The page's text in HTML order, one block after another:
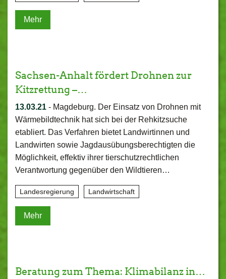
Mehr
Sachsen-Anhalt fördert Drohnen zur
Kitzrettung –…
13.03.21 - Magdeburg. Der Einsatz von Drohnen mit
Wärmebildtechnik hat sich bei der Rehkitzsuche
etabliert. Das Verfahren bietet Landwirtinnen und
Landwirten sowie Jagdausübungsberechtigten die
Möglichkeit, effektiv ihrer tierschutzrechtlichen
Verantwortung gegenüber den Wildtieren…
Landesregierung Landwirtschaft
Mehr
Beratung zum Thema: Klimabilanz in…